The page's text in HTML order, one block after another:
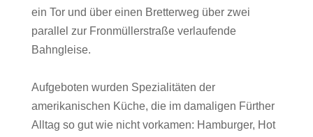
ein Tor und über einen Bretterweg über zwei
parallel zur Fronmüller­straße verlaufende
Bahngleise.
Aufgeboten wurden Spezialitäten der
amerikanischen Küche, die im damaligen Fürther
Alltag so gut wie nicht vorkamen: Hamburger, Hot